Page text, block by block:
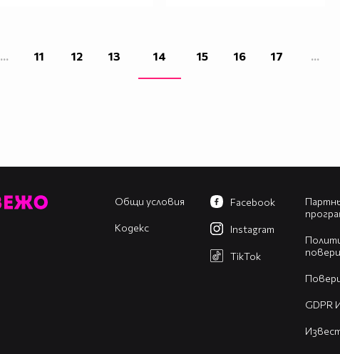
... 11 12 13 14 15 16 17 ...
Общи условия
Кодекс
GDPR
Facebook
Instagram
TikTok